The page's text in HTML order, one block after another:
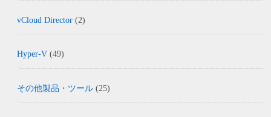
vCloud Director (2)
Hyper-V (49)
その他製品・ツール (25)